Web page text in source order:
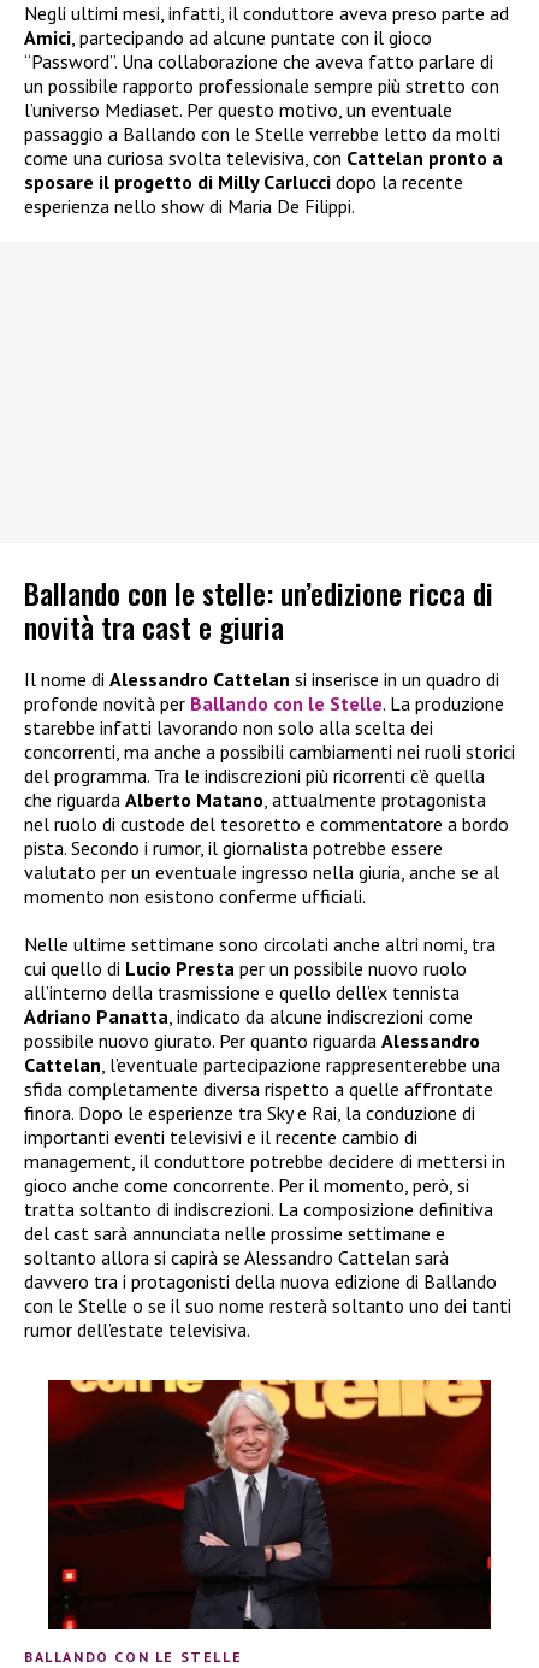
Negli ultimi mesi, infatti, il conduttore aveva preso parte ad
Amici, partecipando ad alcune puntate con il gioco
“Password”. Una collaborazione che aveva fatto parlare di
un possibile rapporto professionale sempre più stretto con
l’universo Mediaset. Per questo motivo, un eventuale
passaggio a Ballando con le Stelle verrebbe letto da molti
come una curiosa svolta televisiva, con Cattelan pronto a
sposare il progetto di Milly Carlucci dopo la recente
esperienza nello show di Maria De Filippi.
Ballando con le stelle: un’edizione ricca di
novità tra cast e giuria
Il nome di Alessandro Cattelan si inserisce in un quadro di
profonde novità per Ballando con le Stelle. La produzione
starebbe infatti lavorando non solo alla scelta dei
concorrenti, ma anche a possibili cambiamenti nei ruoli storici
del programma. Tra le indiscrezioni più ricorrenti c’è quella
che riguarda Alberto Matano , attualmente protagonista
nel ruolo di custode del tesoretto e commentatore a bordo
pista. Secondo i rumor, il giornalista potrebbe essere
valutato per un eventuale ingresso nella giuria, anche se al
momento non esistono conferme ufficiali.
Nelle ultime settimane sono circolati anche altri nomi, tra
cui quello di Lucio Presta per un possibile nuovo ruolo
all’interno della trasmissione e quello dell’ex tennista
Adriano Panatta , indicato da alcune indiscrezioni come
possibile nuovo giurato. Per quanto riguarda Alessandro
Cattelan , l’eventuale partecipazione rappresenterebbe una
sfida completamente diversa rispetto a quelle affrontate
finora. Dopo le esperienze tra Sky e Rai, la conduzione di
importanti eventi televisivi e il recente cambio di
management, il conduttore potrebbe decidere di mettersi in
gioco anche come concorrente. Per il momento, però, si
tratta soltanto di indiscrezioni. La composizione definitiva
del cast sarà annunciata nelle prossime settimane e
soltanto allora si capirà se Alessandro Cattelan sarà
davvero tra i protagonisti della nuova edizione di Ballando
con le Stelle o se il suo nome resterà soltanto uno dei tanti
rumor dell’estate televisiva.
BALLANDO CON LE STELLE